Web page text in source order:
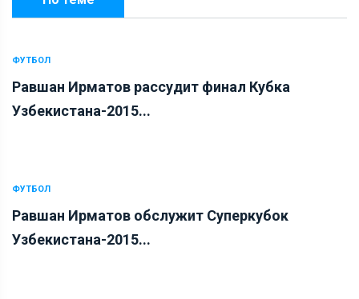
ФУТБОЛ
Равшан Ирматов рассудит финал Кубка
Узбекистана-2015...
ФУТБОЛ
Равшан Ирматов обслужит Суперкубок
Узбекистана-2015...